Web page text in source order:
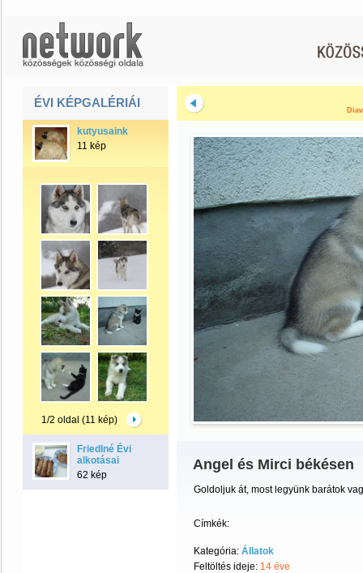
ÉVI KÉPGALÉRIÁI
kutyusaink
11 kép
1/2 oldal (11 kép)
Friedlné Évi
alkotásai
62 kép
Angel és Mirci békésen
Goldoljuk át, most legyünk barátok
Címkék:
Kategória: Állatok
Feltöltés ideje: 14 éve